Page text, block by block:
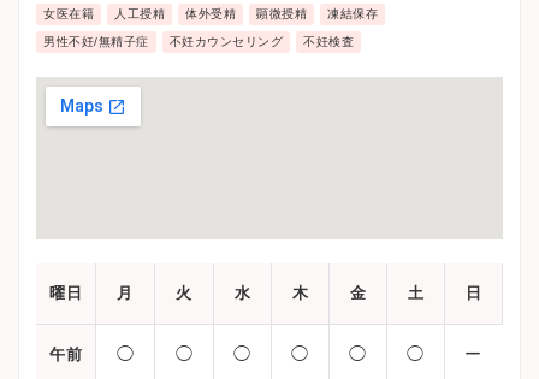
女医在籍 人工授精 体外受精 顕微授精 凍結保存
男性不妊/無精子症 不妊カウンセリング 不妊検査
曜日 月 火 水 木 金 土 日
午前 ◯ ◯ ◯ ◯ ◯ ◯ ー